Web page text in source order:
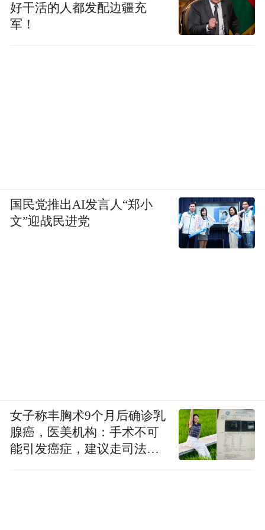
好干活的人都发配边疆充
军！
国民党推出AI发言人“郑小
文”迎战民进党
女子称丰胸术9个月后确诊乳
腺癌，医美机构：手术不可
能引发癌症，建议走司法途